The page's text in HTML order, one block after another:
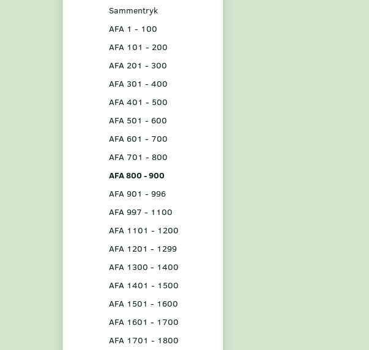
Sammentryk
AFA 1 - 100
AFA 101 - 200
AFA 201 - 300
AFA 301 - 400
AFA 401 - 500
AFA 501 - 600
AFA 601 - 700
AFA 701 - 800
AFA 800 - 900
AFA 901 - 996
AFA 997 - 1100
AFA 1101 - 1200
AFA 1201 - 1299
AFA 1300 - 1400
AFA 1401 - 1500
AFA 1501 - 1600
AFA 1601 - 1700
AFA 1701 - 1800